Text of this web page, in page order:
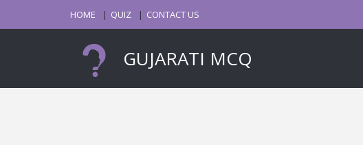
HOME QUIZ CONTACT US
GUJARATI MCQ